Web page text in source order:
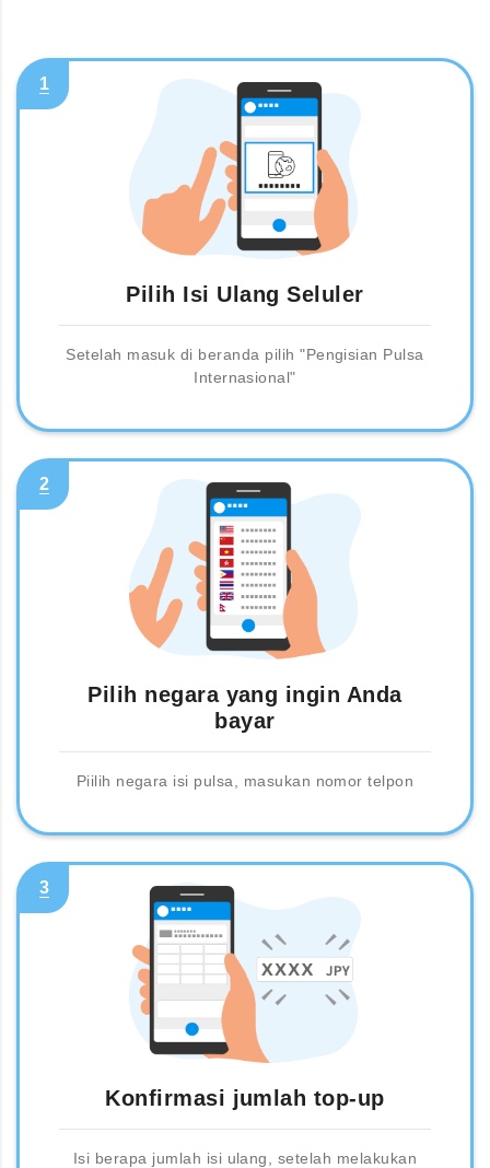
1
Pilih Isi Ulang Seluler
Setelah masuk di beranda pilih "Pengisian Pulsa
Internasional"
2
Pilih negara yang ingin Anda
bayar
Piilih negara isi pulsa, masukan nomor telpon
3
Konfirmasi jumlah top-up
Isi berapa jumlah isi ulang, setelah melakukan